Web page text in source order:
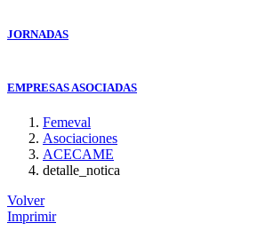
JORNADAS
EMPRESAS ASOCIADAS
Femeval
Asociaciones
ACECAME
detalle_notica
Volver
Imprimir